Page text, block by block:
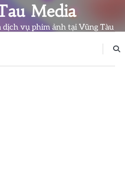
Media
vụ phim ảnh tại Vũng Tàu